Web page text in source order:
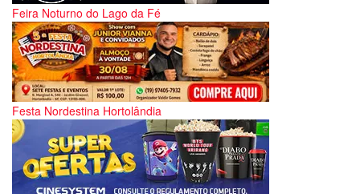
Feira Noturno do Lago da Fé
Festa Nordestina Hortolândia